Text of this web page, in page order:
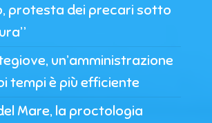
protesta dei precari sotto
un’amministrazione
tempi è più efficiente
Mare, la proctologia